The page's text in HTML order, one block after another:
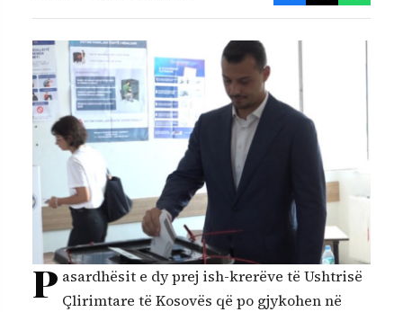
P asardhësit e dy prej ish-krerëve të Ushtrisë
Çlirimtare të Kosovës që po gjykohen në